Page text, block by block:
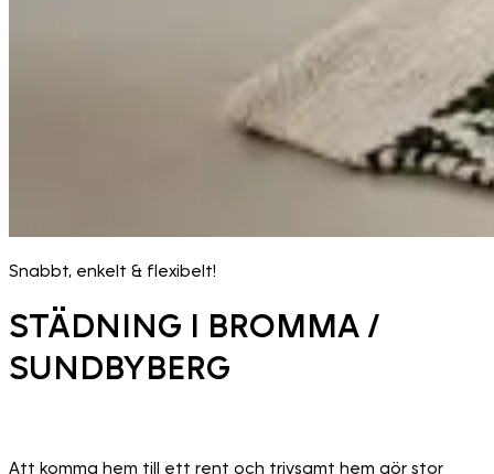
Snabbt, enkelt & flexibelt!
STÄDNING I BROMMA /
SUNDBYBERG
Att komma hem till ett rent och trivsamt hem gör stor